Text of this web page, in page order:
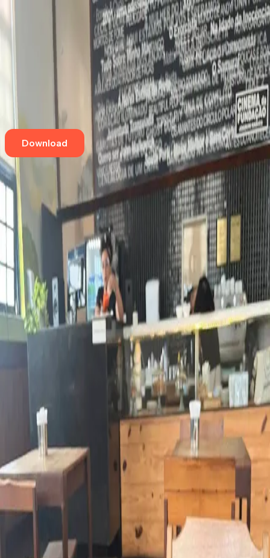
Cursos e Workshops
Download
Aqui tem café especial
Castigliani
Derby
Recife
Rua Henrique Dias, 609
Office Friendly
Aqui tem café especial
Cafeterias
Brasil
Pernambuco
Recife
Castigliani
Sobre o
é um espaço em Recife, no bairro Derby,que oferece
cafés especiais e faz parte da curadoria do Kafex.
Selecionado pela nossa equipe, o local foi avaliado por oferecer uma
boa experiência para quem busca onde tomar café especial em
, seja em uma cafeteria, restaurante ou outro tipo de
estabelecimento.
Aqui no Kafex, conectamos você aos lugares que realmente valem a
pena para explorar o universo dos cafés especiais em
opções que vão desde espresso até métodos filtrados.
Se você está em busca de lugares com café especial em
é uma ótima opção para incluir no seu roteiro.
Informações